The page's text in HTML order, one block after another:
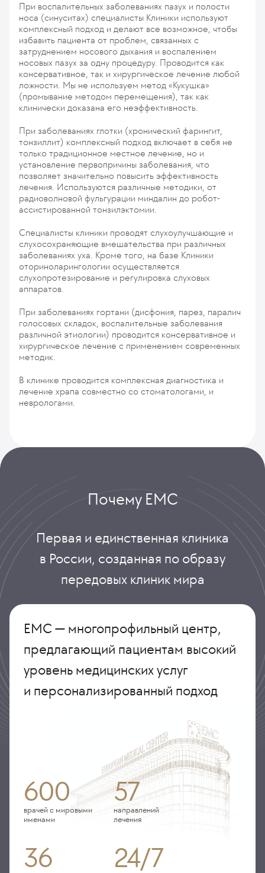
При воспалительных заболеваниях пазух и полости
носа (синуситах) специалисты Клиники используют
комплексный подход и делают все возможное, чтобы
избавить пациента от проблем, связанных с
затруднением носового дыхания и воспалением
носовых пазух за одну процедуру. Проводится как
консервативное, так и хирургическое лечение любой
ложности. Мы не используем метод «Кукушка»
(промывание методом перемещения), так как
клинически доказана его неэффективность.
При заболеваниях глотки (хронический фарингит,
тонзиллит) комплексный подход включает в себя не
только традиционное местное лечение, но и
установление первопричины заболевания, что
позволяет значительно повысить эффективность
лечения. Используются различные методики, от
радиоволновой фульгурации миндалин до робот-
ассистированной тонзилэктомии.
Специалисты клиники проводят слухоулучшающие и
слухосохраняющие вмешательства при различных
заболеваниях уха. Кроме того, на базе Клиники
оториноларингологии осуществляется
слухопротезирование и регулировка слуховых
аппаратов.
При заболеваниях гортани (дисфония, парез, паралич
голосовых складок, воспалительные заболевания
различной этиологии) проводится консервативное и
хирургическое лечение с применением современных
методик.
В клинике проводится комплексная диагностика и
лечение храпа совместно со стоматологами, и
неврологами.
Почему ЕМС
Первая и единственная клиника
в России, созданная по образу
передовых клиник мира
ЕМС — многопрофильный центр,
предлагающий пациентам высокий
уровень медицинских услуг
и персонализированный подход
600
врачей с мировыми
именами
57
направлений
лечения
36 24/7